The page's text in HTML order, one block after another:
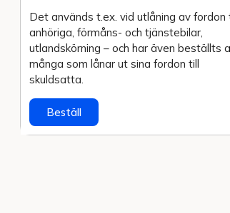
Det används t.ex. vid utlåning av fordon
anhöriga, förmåns- och tjänstebilar,
utlands­körning – och har även beställts
många som lånar ut sina fordon till
skuldsatta.
Beställ